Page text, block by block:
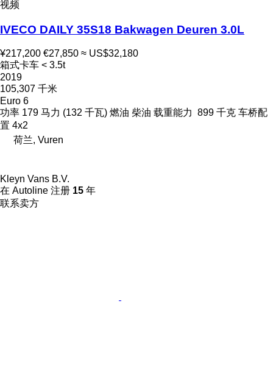
视频
IVECO DAILY 35S18 Bakwagen Deuren 3.0L
¥217,200 €27,850 ≈ US$32,180
箱式卡车 < 3.5t
2019
105,307 千米
Euro 6
功率 179 马力 (132 千瓦) 燃油 柴油 载重能力 899 千克 车桥配
置 4x2
荷兰, Vuren
Kleyn Vans B.V.
在 Autoline 注册 15 年
联系卖方